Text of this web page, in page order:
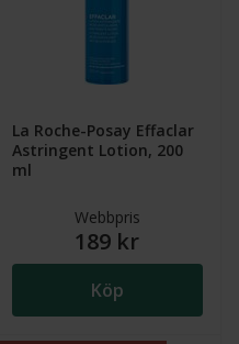
La Roche-Posay Effaclar
Astringent Lotion, 200
ml
Webbpris
189 kr
Köp